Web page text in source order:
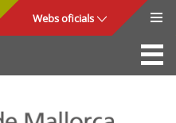
Webs oficials
La Seu
Consell de Mallorca